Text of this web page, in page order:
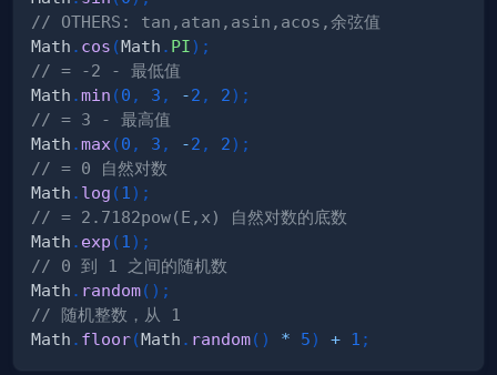
// OTHERS: tan,atan,asin,acos,余弦值
Math . cos (Math . PI) ;
// = -2 - 最低值
Math .min (0 , 3 , -2 , 2) ;
// = 3 - 最高值
Math .max (0 , 3 , -2 , 2) ;
// = 0 自然对数
Math . log (1 ) ;
// = 2.7182pow(E,x) 自然对数的底数
Math . exp (1 ) ;
// 0 到 1 之间的随机数
Math . random( ) ;
// 随机整数，从 1
Math . floor(Math . random( ) * 5) + 1 ;